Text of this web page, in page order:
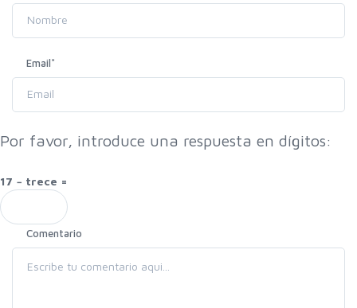
Email*
Por favor, introduce una respuesta en dígitos:
17 − trece =
Comentario